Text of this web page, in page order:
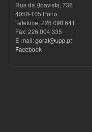
Rua da Boavista, 736
4050-105 Porto
Telefone: 226 098 641
Fax: 226 004 335
E-mail:geral@upp.pt
Facebook